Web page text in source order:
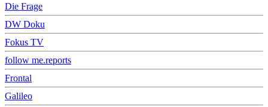
Die Frage
DW Doku
Fokus TV
follow me.reports
Frontal
Galileo